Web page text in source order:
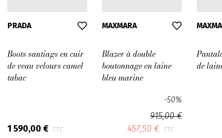
PRADA
Boots santiags en cuir
de veau velours camel
tabac
1 590,00 € TTC
MAXMARA
Blazer à double
boutonnage en laine
bleu marine
915,00 €
-50%
457,50 € TTC
de